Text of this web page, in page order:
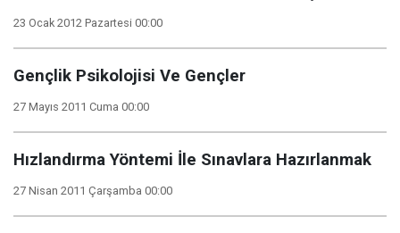
23 Ocak 2012 Pazartesi 00:00
Gençlik Psikolojisi Ve Gençler
27 Mayıs 2011 Cuma 00:00
Hızlandırma Yöntemi İle Sınavlara Hazırlanmak
27 Nisan 2011 Çarşamba 00:00